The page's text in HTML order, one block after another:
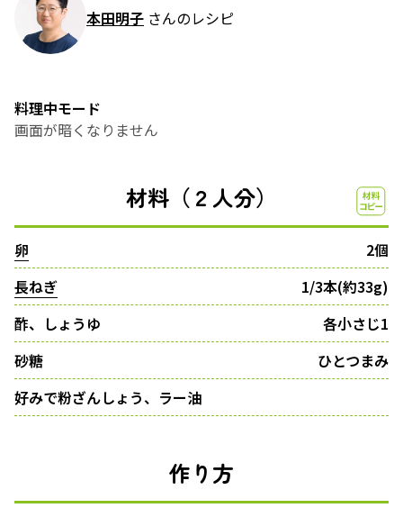
本田明子 さんのレシピ
料理中モード
画面が暗くなりません
材料（２人分）
卵
2個
長ねぎ
1/3本(約33g)
酢、しょうゆ
各小さじ1
砂糖
ひとつまみ
好みで粉ざんしょう、ラー油
作り方